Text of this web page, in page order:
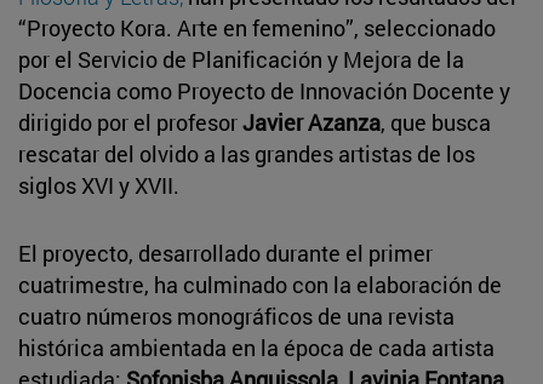
“Proyecto Kora. Arte en femenino”, seleccionado
por el Servicio de Planificación y Mejora de la
Docencia como Proyecto de Innovación Docente y
dirigido por el profesorJavier Azanza, que busca
rescatar del olvido a las grandes artistas de los
siglos XVI y XVII.
El proyecto, desarrollado durante el primer
cuatrimestre, ha culminado con la elaboración de
cuatro números monográficos de una revista
histórica ambientada en la época de cada artista